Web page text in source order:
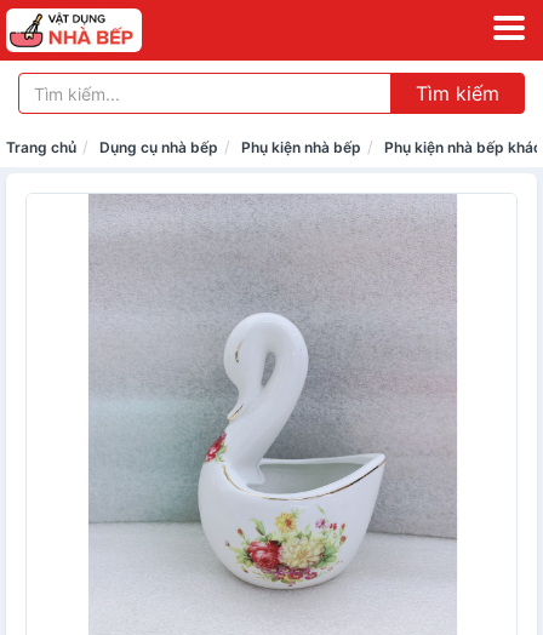
Tìm kiếm
Trang chủ Dụng cụ nhà bếp Phụ kiện nhà bếp Phụ kiện nhà bếp khác